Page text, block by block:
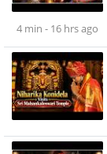
4 min - 16 hrs ago